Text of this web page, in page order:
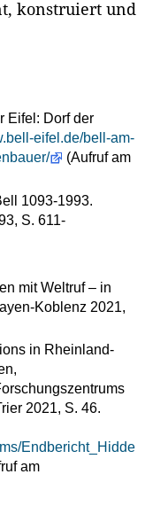
konstruiert und
Eifel: Dorf der
eifel.de/bell-am-
(Aufruf am
1093-1993.
S. 611-
mit Weltruf – in
Koblenz 2021,
in Rheinland-
2021, S. 46.
Endbericht_Hidde
am